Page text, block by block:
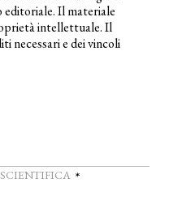
Il materiale
intellettuale. Il
necessari e dei vincoli
*